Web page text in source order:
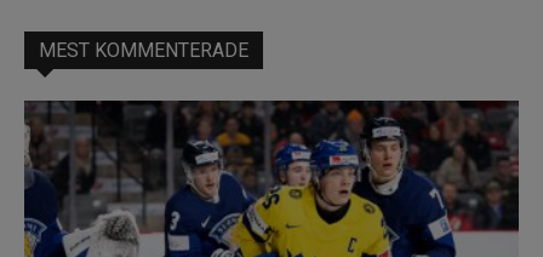
MEST KOMMENTERADE